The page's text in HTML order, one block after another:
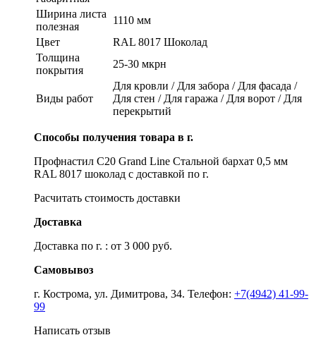
Ширина листа
полезная
1110 мм
Цвет
RAL 8017 Шоколад
Толщина
покрытия
25-30 мкрн
Виды работ
Для кровли / Для забора / Для фасада /
Для стен / Для гаража / Для ворот / Для
перекрытий
Способы получения товара в г.
Профнастил С20 Grand Line Стальной бархат 0,5 мм
RAL 8017 шоколад с доставкой по г.
Расчитать стоимость доставки
Доставка
Доставка по г. : от 3 000 руб.
Самовывоз
г. Кострома, ул. Димитрова, 34. Телефон: +7(4942) 41-99-
99
Написать отзыв